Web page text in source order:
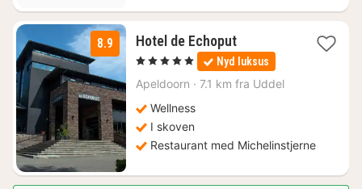
8.9 Hotel de Echoput1
nat
fra
1711
, 5 Stjerner Nyd luksus
Apeldoorn · 7.1 km fra Uddel
Wellness
I skoven
Restaurant med Michelinstjerne